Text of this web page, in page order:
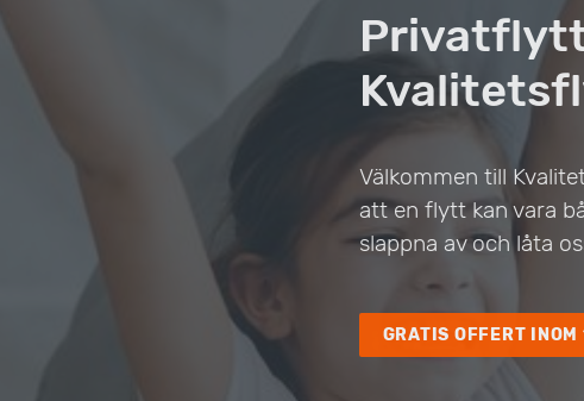
Välkommen till
att en flytt kan vara
slappna av och låta
GRATIS OFFERT